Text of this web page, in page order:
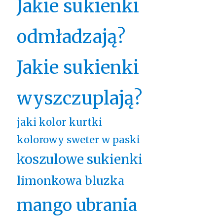
Jakie sukienki
odmładzają?
Jakie sukienki
wyszczuplają?
jaki kolor kurtki
kolorowy sweter w paski
koszulowe sukienki
limonkowa bluzka
mango ubrania